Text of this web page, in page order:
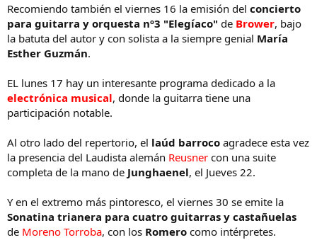
Recomiendo también el viernes 16 la emisión del concierto
para guitarra y orquesta nº3 "Elegíaco" de Brower, bajo
la batuta del autor y con solista a la siempre genial María
Esther Guzmán.
EL lunes 17 hay un interesante programa dedicado a la
electrónica musical, donde la guitarra tiene una
participación notable.
Al otro lado del repertorio, el laúd barroco agradece esta vez
la presencia del Laudista alemán Reusner con una suite
completa de la mano de Junghaenel, el Jueves 22.
Y en el extremo más pintoresco, el viernes 30 se emite la
Sonatina trianera para cuatro guitarras y castañuelas
de Moreno Torroba, con los Romero como intérpretes.